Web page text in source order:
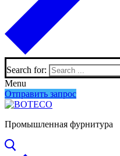
Search for:
Menu
Отправить запрос
Промышленная фурнитура